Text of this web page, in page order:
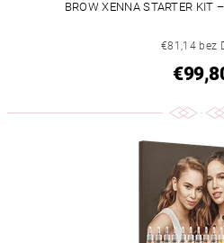
BROW XENNA STARTER KIT
€81,14 bez